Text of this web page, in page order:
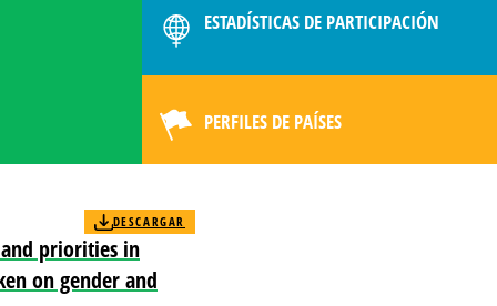
ESTADÍSTICAS DE PARTICIPACIÓN
PERFILES DE PAÍSES
priorities in
on gender and
DESCARGAR